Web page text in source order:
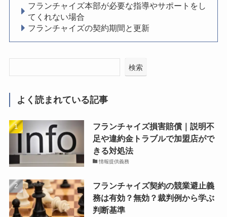
フランチャイズ本部が必要な指導やサポートをし
てくれない場合
フランチャイズの契約期間と更新
検索
よく読まれている記事
フランチャイズ損害賠償｜説明不
足や違約金トラブルで加盟店がで
きる対処法
情報提供義務
フランチャイズ契約の競業避止義
務は有効？無効？裁判例から学ぶ
判断基準